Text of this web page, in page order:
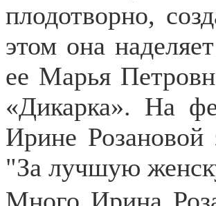
плодотворно,
этом она
ее Марья
«Дикарка». На
Ирине Розановой
"За лучшую